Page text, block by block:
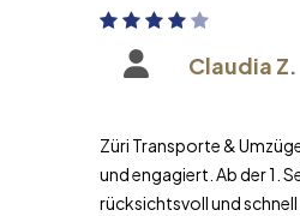
Claudia Z.
Züri Transporte & Umzüge AG
und engagiert. Ab der 1.
rücksichtsvoll und schnell